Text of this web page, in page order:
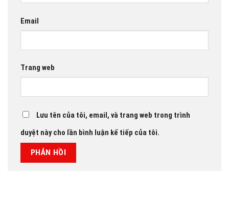
Email
Trang web
Lưu tên của tôi, email, và trang web trong trình
duyệt này cho lần bình luận kế tiếp của tôi.